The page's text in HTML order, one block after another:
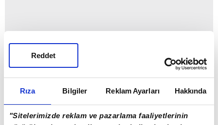
Rıza Bilgiler Reklam Ayarları Hakkında
"Sitelerimizde reklam ve pazarlama faaliyetlerinin
Reddet